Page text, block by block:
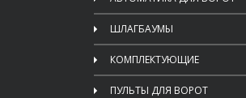
ШЛАГБАУМЫ
КОМПЛЕКТУЮЩИЕ
ПУЛЬТЫ ДЛЯ ВОРОТ